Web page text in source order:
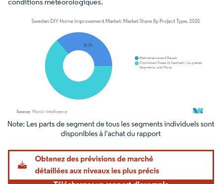
Image © Mordor Intelligence. La réutilisation nécessite une attribution sous CC BY